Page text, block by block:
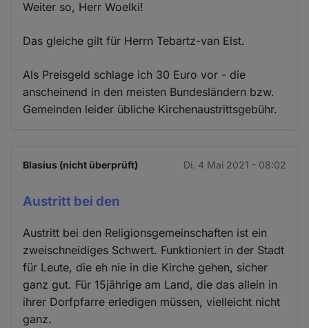
Weiter so, Herr Woelki!
Das gleiche gilt für Herrn Tebartz-van Elst.
Als Preisgeld schlage ich 30 Euro vor - die
anscheinend in den meisten Bundesländern bzw.
Gemeinden leider übliche Kirchenaustrittsgebühr.
Blasius (nicht überprüft) Di. 4 Mai 2021 - 08:02
Austritt bei den
Austritt bei den Religionsgemeinschaften ist ein
zweischneidiges Schwert. Funktioniert in der Stadt
für Leute, die eh nie in die Kirche gehen, sicher
ganz gut. Für 15jährige am Land, die das allein in
ihrer Dorfpfarre erledigen müssen, vielleicht nicht
ganz.